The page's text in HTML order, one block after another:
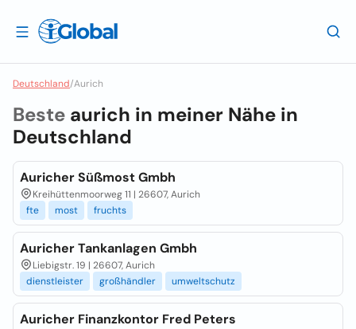
Deutschland/Aurich
Beste aurich in meiner Nähe in
Deutschland
Auricher Süßmost Gmbh
Kreihüttenmoorweg 11 | 26607, Aurich
fte
most fruchts
Auricher Tankanlagen Gmbh
Liebigstr. 19 | 26607, Aurich
dienstleister
großhändler umweltschutz
Auricher Finanzkontor Fred Peters